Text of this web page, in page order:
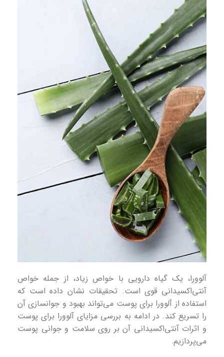
آلوورا، یک گیاه دارویی با خواص زیاد، از جمله خواص
آنتی‌اکسیدانی قوی است. تحقیقات نشان داده است که
استفاده از آلوورا برای پوست می‌تواند بهبود و جوانسازی آن
را تسریع کند. در ادامه به بررسی مزایای آلوورا برای پوست
و اثرات آنتی‌اکسیدانی آن بر روی سلامت و جوانی پوست
می‌پردازیم.